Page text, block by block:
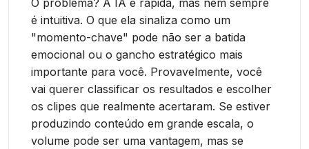
O problema? A IA é rápida, mas nem sempre
é intuitiva. O que ela sinaliza como um
"momento-chave" pode não ser a batida
emocional ou o gancho estratégico mais
importante para você. Provavelmente, você
vai querer classificar os resultados e escolher
os clipes que realmente acertaram. Se estiver
produzindo conteúdo em grande escala, o
volume pode ser uma vantagem, mas se